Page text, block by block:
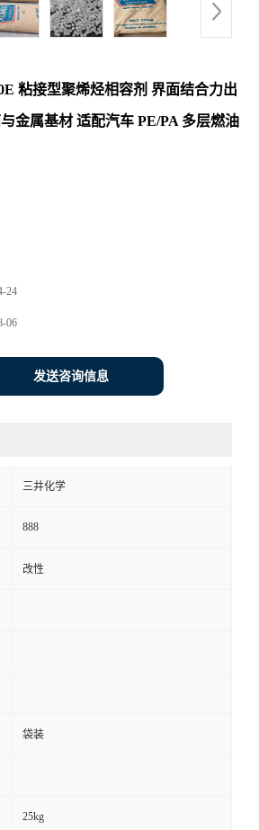
粘接型聚烯烃相容剂 界面结合力出
金属基材 适配汽车 PE/PA 多层燃油
24
06
发送咨询信息
三井化学
888
改性
袋装
25kg